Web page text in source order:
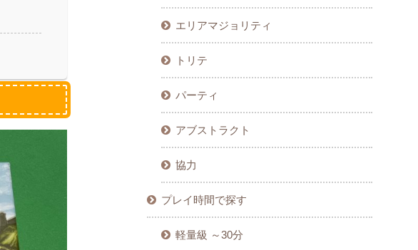
エリアマジョリティ
トリテ
パーティ
アブストラクト
協力
プレイ時間で探す
軽量級 ～30分